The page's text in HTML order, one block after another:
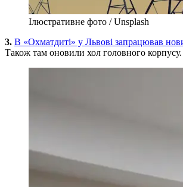
Ілюстративне фото / Unsplash
3. В «Охматдиті» у Львові запрацював
Також там оновили хол головного корпусу.